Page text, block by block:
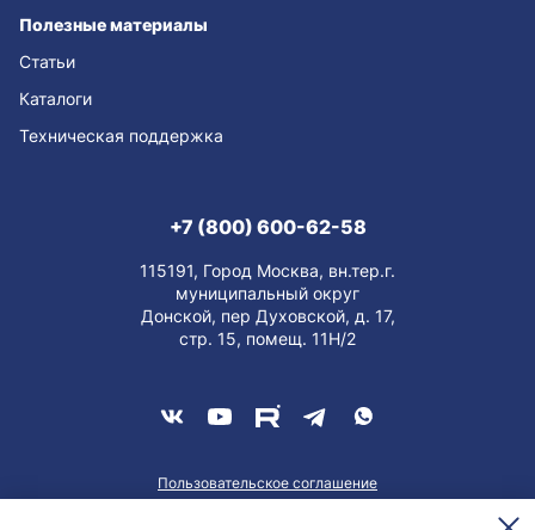
Полезные материалы
Статьи
Каталоги
Техническая поддержка
+7 (800) 600-62-58
115191, Город Москва, вн.тер.г.
муниципальный округ
Донской, пер Духовской, д. 17,
стр. 15, помещ. 11Н/2
Пользовательское соглашение